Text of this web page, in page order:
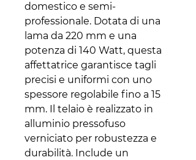
domestico e semi-
professionale. Dotata di una
lama da 220 mm e una
potenza di 140 Watt, questa
affettatrice garantisce tagli
precisi e uniformi con uno
spessore regolabile fino a 15
mm. Il telaio è realizzato in
alluminio pressofuso
verniciato per robustezza e
durabilità. Include un